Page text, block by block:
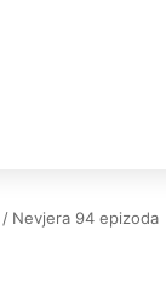
/ Nevjera 94 epizoda